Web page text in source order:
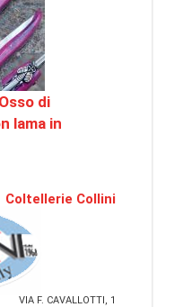
di
lama in
Coltellerie Collini
VIA F. CAVALLOTTI, 1